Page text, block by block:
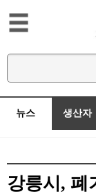
뉴스 생산자
강릉시, 폐